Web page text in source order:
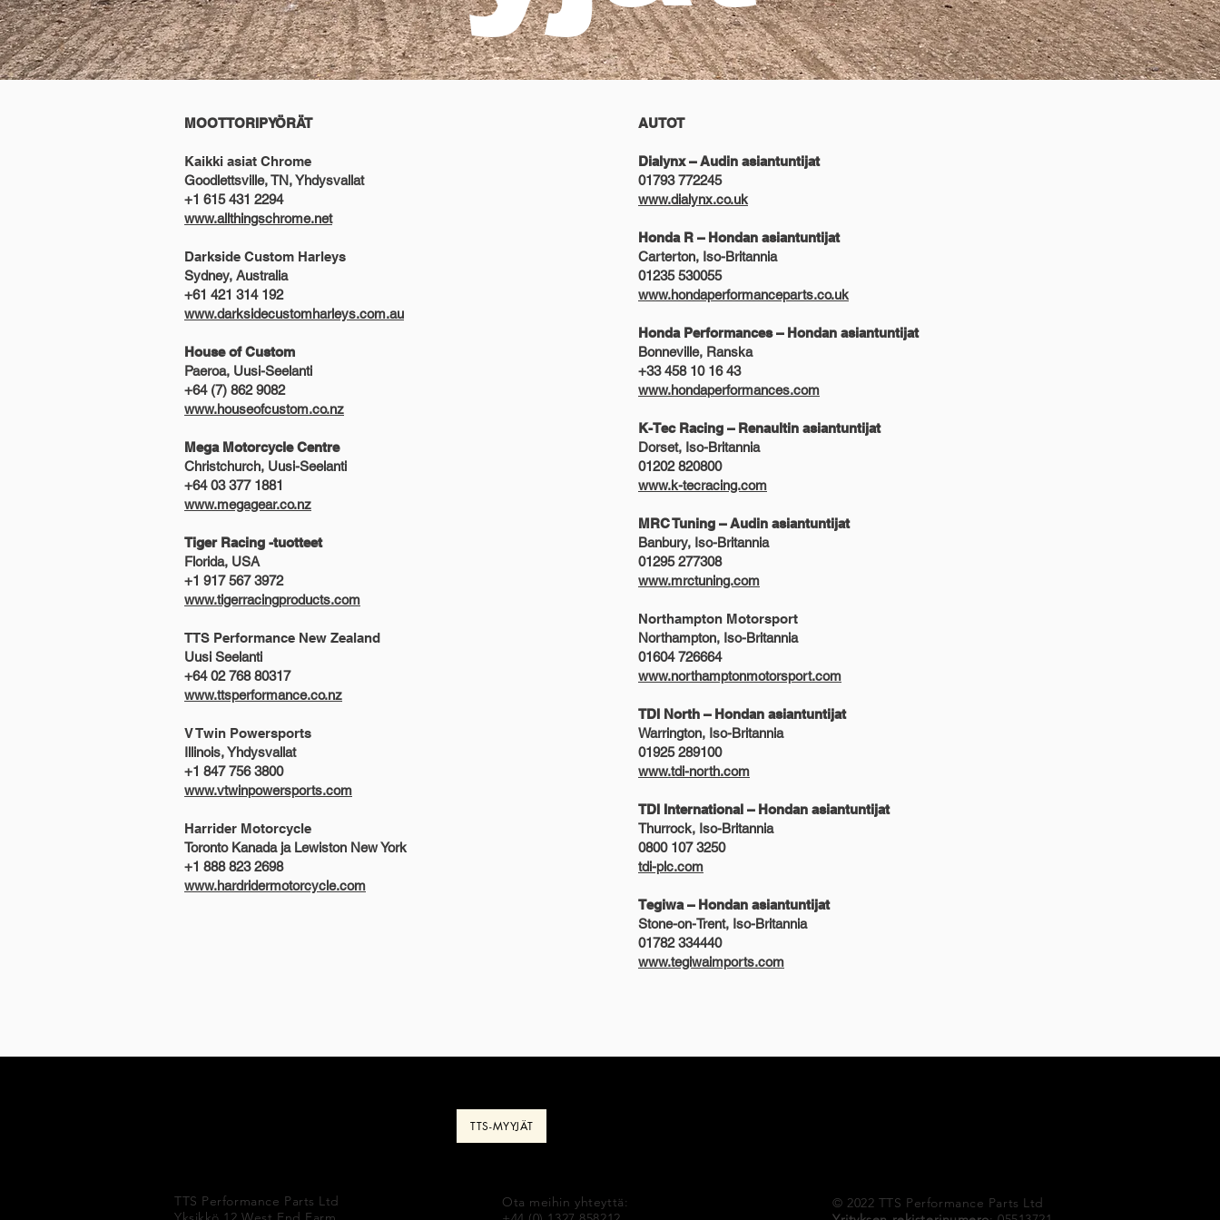
MOOTTORIPYÖRÄT
Kaikki asiat Chrome
Goodlettsville, TN, Yhdysvallat
+1 615 431 2294
www.allthingschrome.net
Darkside Custom Harleys
Sydney, Australia
+61 421 314 192
www.darksidecustomharleys.com.au
House of Custom
Paeroa, Uusi-Seelanti
+64 (7) 862 9082
www.houseofcustom.co.nz
Mega Motorcycle Centre
Christchurch, Uusi-Seelanti
+64 03 377 1881
www.megagear.co.nz
Tiger Racing -tuotteet
Florida, USA
+1 917 567 3972
www.tigerracingproducts.com
TTS Performance New Zealand
Uusi Seelanti
+64 02 768 80317
www.ttsperformance.co.nz
V Twin Powersports
Illinois, Yhdysvallat
+1 847 756 3800
www.vtwinpowersports.com
Harrider Motorcycle
Toronto Kanada ja Lewiston New York
+1 888 823 2698
www.hardridermotorcycle.com
AUTOT
Dialynx – Audin asiantuntijat
01793 772245
www.dialynx.co.uk
Honda R – Hondan asiantuntijat
Carterton, Iso-Britannia
01235 530055
www.hondaperformanceparts.co.uk
Honda Performances – Hondan asiantuntijat
Bonneville, Ranska
+33 458 10 16 43
www.hondaperformances.com
K-Tec Racing – Renaultin asiantuntijat
Dorset, Iso-Britannia
01202 820800
www.k-tecracing.com
MRC Tuning – Audin asiantuntijat
Banbury, Iso-Britannia
01295 277308
www.mrctuning.com
Northampton Motorsport
Northampton, Iso-Britannia
01604 726664
www.northamptonmotorsport.com
TDI North – Hondan asiantuntijat
Warrington, Iso-Britannia
01925 289100
www.tdi-north.com
TDI International – Hondan asiantuntijat
Thurrock, Iso-Britannia
0800 107 3250
tdi-plc.com
Tegiwa – Hondan asiantuntijat
Stone-on-Trent, Iso-Britannia
01782 334440
www.tegiwaimports.com
TTS-MYYJÄT
TTS Performance Parts Ltd
Ota meihin yhteyttä:
© 2022 TTS Performance Parts Ltd